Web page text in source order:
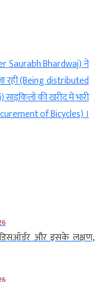
Saurabh Bhardwaj) ने
रही (Being distributed
की खरीद में भारी
of Bicycles) ।
और इसके लक्षण,